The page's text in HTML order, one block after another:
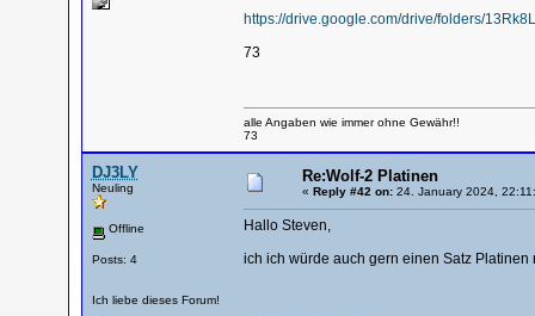
https://drive.google.com/drive/folders/
73
alle Angaben wie immer ohne Gewähr!!
73
DJ3LY
Neuling
Offline
Posts: 4
Ich liebe dieses Forum!
Re:Wolf-2 Platinen
« Reply #42 on:24. January 2024,
Hallo Steven,
ich ich würde auch gern einen Satz Platinen